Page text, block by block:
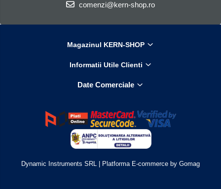
comenzi@kern-shop.ro
Magazinul KERN-SHOP
Informatii Utile Clienti
Date Comerciale
Dynamic Instruments SRL | Platforma E-commerce by Gomag